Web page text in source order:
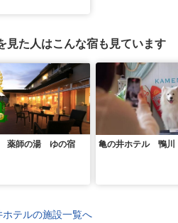
見た人はこんな宿も見ています
薬師の湯 ゆの宿
亀の井ホテル 鴨川
ホテルの施設一覧へ